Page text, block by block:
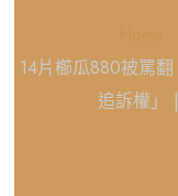
14片櫛瓜880被罵
追訴權」